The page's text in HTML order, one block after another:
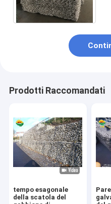
Prodotti Raccomandati
tempo esagonale
della scatola del